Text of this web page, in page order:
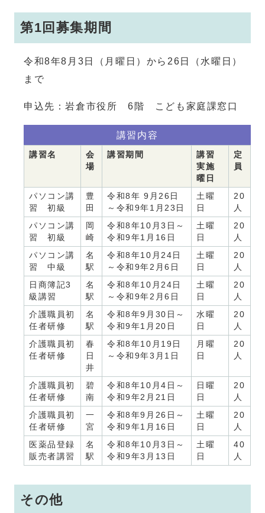
第1回募集期間
令和8年8月3日（月曜日）から26日（水曜日）
まで
申込先：岩倉市役所 6階 こども家庭課窓口
講習内容
講習名
会
場
講習期間
講習
実施
曜日
定
員
パソコン講
習 初級
豊
田
令和8年 9月26日
～令和9年1月23日
土曜
日
20
人
パソコン講
習 初級
岡
崎
令和8年10月3日～
令和9年1月16日
土曜
日
20
人
パソコン講
習 中級
名
駅
令和8年10月24日
～令和9年2月6日
土曜
日
20
人
日商簿記3
級講習
名
駅
令和8年10月24日
～令和9年2月6日
土曜
日
20
人
介護職員初
任者研修
名
駅
令和8年9月30日～
令和9年1月20日
水曜
日
20
人
介護職員初
任者研修
春
日
井
令和8年10月19日
～令和9年3月1日
月曜
日
20
人
介護職員初
任者研修
碧
南
令和8年10月4日～
令和9年2月21日
日曜
日
20
人
介護職員初
任者研修
一
宮
令和8年9月26日～
令和9年1月16日
土曜
日
20
人
医薬品登録
販売者講習
名
駅
令和8年10月3日～
令和9年3月13日
土曜
日
40
人
その他